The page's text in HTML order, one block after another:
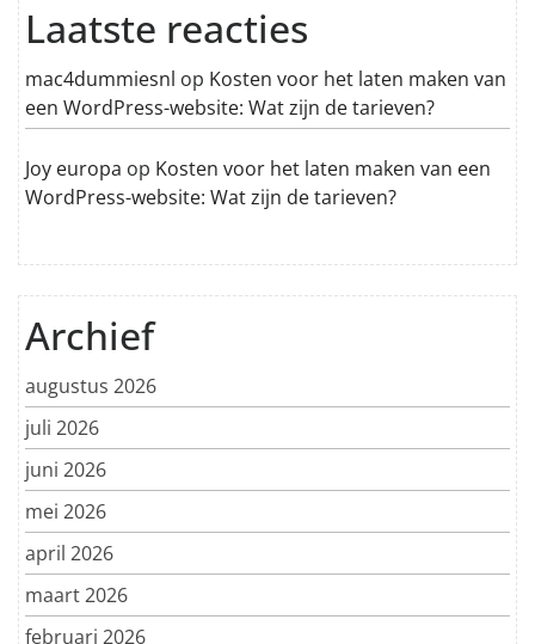
Laatste reacties
mac4dummiesnl op Kosten voor het laten maken van
een WordPress-website: Wat zijn de tarieven?
Joy europa op Kosten voor het laten maken van een
WordPress-website: Wat zijn de tarieven?
Archief
augustus 2026
juli 2026
juni 2026
mei 2026
april 2026
maart 2026
februari 2026